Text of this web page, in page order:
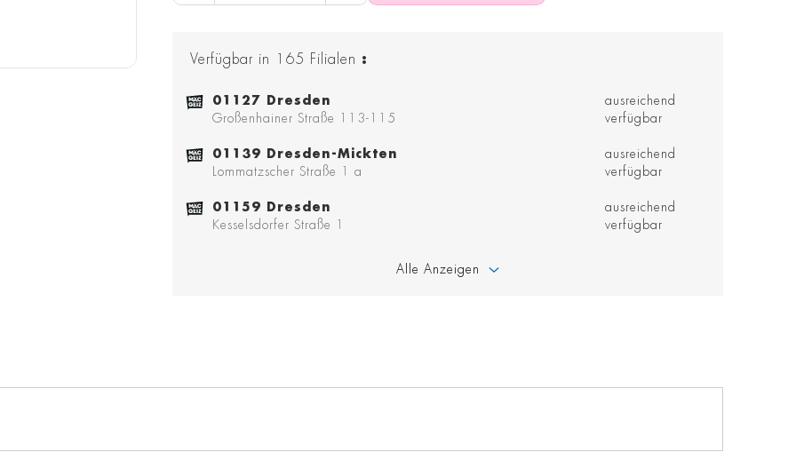
Verfügbar in 165 Filialen :
01127 Dresden
Großenhainer Straße 113-115
ausreichend
verfügbar
01139 Dresden-Mickten
Lommatzscher Straße 1 a
ausreichend
verfügbar
01159 Dresden
Kesselsdorfer Straße 1
ausreichend
verfügbar
Alle Anzeigen